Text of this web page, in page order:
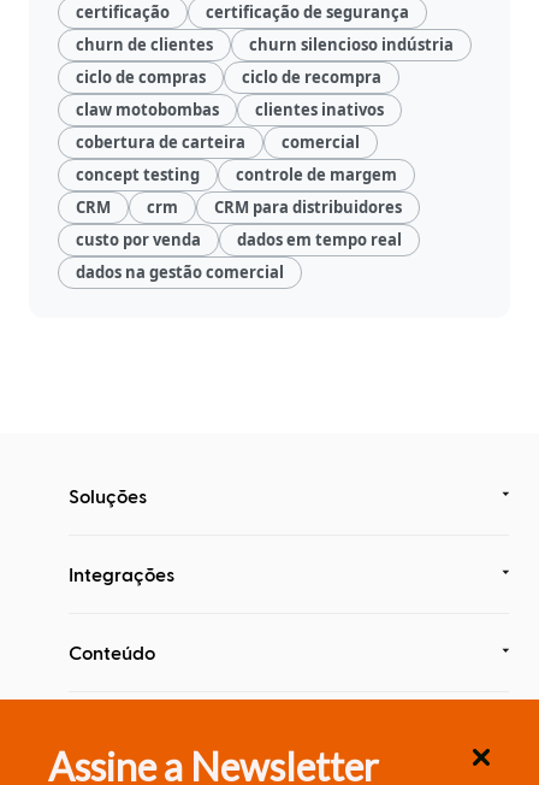
Assine a Newsletter
Comportamento
de
Compra
Destaques
e
Lançamentos
Inteligência
certificação
certificação de segurança
churn de clientes
churn silencioso indústria
ciclo de compras
ciclo de recompra
claw motobombas
clientes inativos
cobertura de carteira
comercial
concept testing
controle de margem
CRM
crm
CRM para distribuidores
custo por venda
dados em tempo real
dados na gestão comercial
Soluções
Integrações
Conteúdo